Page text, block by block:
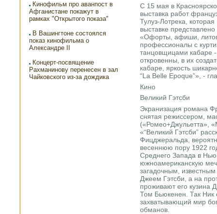
Кинофильм про аванпост в
Афганистане покажут в
рамках "Открытого показа"
В Вашингтоне состоялся
показ кинофильма о
Александре II
Концерт-посвящение
Рахманинову перенесен в зал
Чайковского из-за дождика
C 15 мая в
выставка работ
Тулуз-Лотрека,
выставке
«Офорты, афиши,
профессионалы с
танцовщицами кабаре
откровенны, в их
кабаре, яркость
“La Belle Epoque”», -
Кино
Великий Гэтсби
Экранизация романа
снятая режиссером,
(«Ромео+Джульетта»,
«“Великий Гэтсби”
Фицджеральда,
весеннюю пору 1922
Среднего Запада в
южноамериканскую
загадочным,
Джеем Гэтсби, а на
проживают его кузина
Том Бьюкенен. Так Ник
захватывающий мир
обманов.